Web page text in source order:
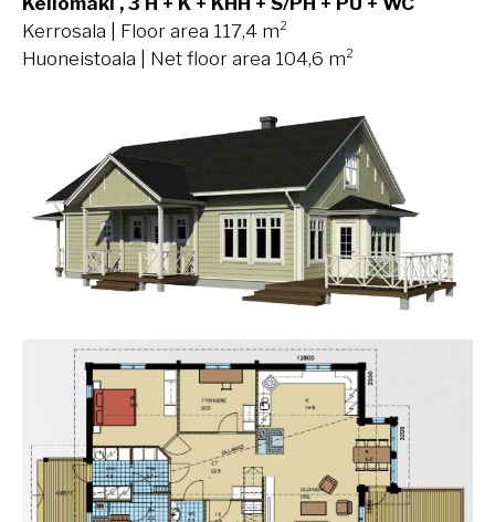
Kerrosala | Floor area 117,4 m²
Huoneistoala | Net floor area 104,6 m²